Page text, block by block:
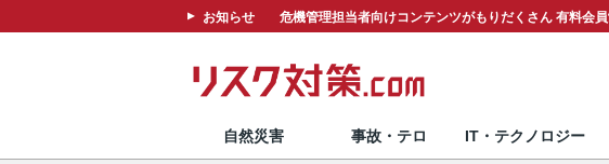
お知らせ 危機管理担当者向けコンテンツがもりだくさん 有料会
自然災害 事故・テロ IT・テクノロジー